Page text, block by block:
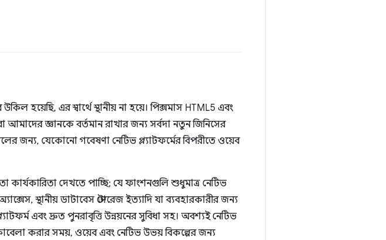
হয়েছি, এর স্বার্থে স্থানীয় না হয়ে। পিক্সমাস HTML5 এবং
জ্ঞানকে বর্তমান রাখার জন্য সর্বদা নতুন জিনিসের
জন্য, যেকোনো গবেষণা নেটিভ প্ল্যাটফর্মের বিপরীতে ওয়েব
দেখতে পাচ্ছি; যে ফাংশনগুলি শুধুমাত্র নেটিভ
স্থানীয় ডাটাবেস স্টোরেজ ইত্যাদি যা ব্যবহারকারীর জন্য
এবং দ্রুত পুনরাবৃত্তি উন্নয়নের সুবিধা সহ। অবশ্যই নেটিভ
করার সময়, ওয়েব এবং নেটিভ উভয় বিকল্পের জন্য